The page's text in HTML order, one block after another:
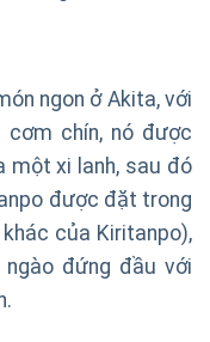
ngon ở Akita, với
cơm chín, nó được
một xi lanh, sau đó
được đặt trong
của Kiritanpo),
đứng đầu với